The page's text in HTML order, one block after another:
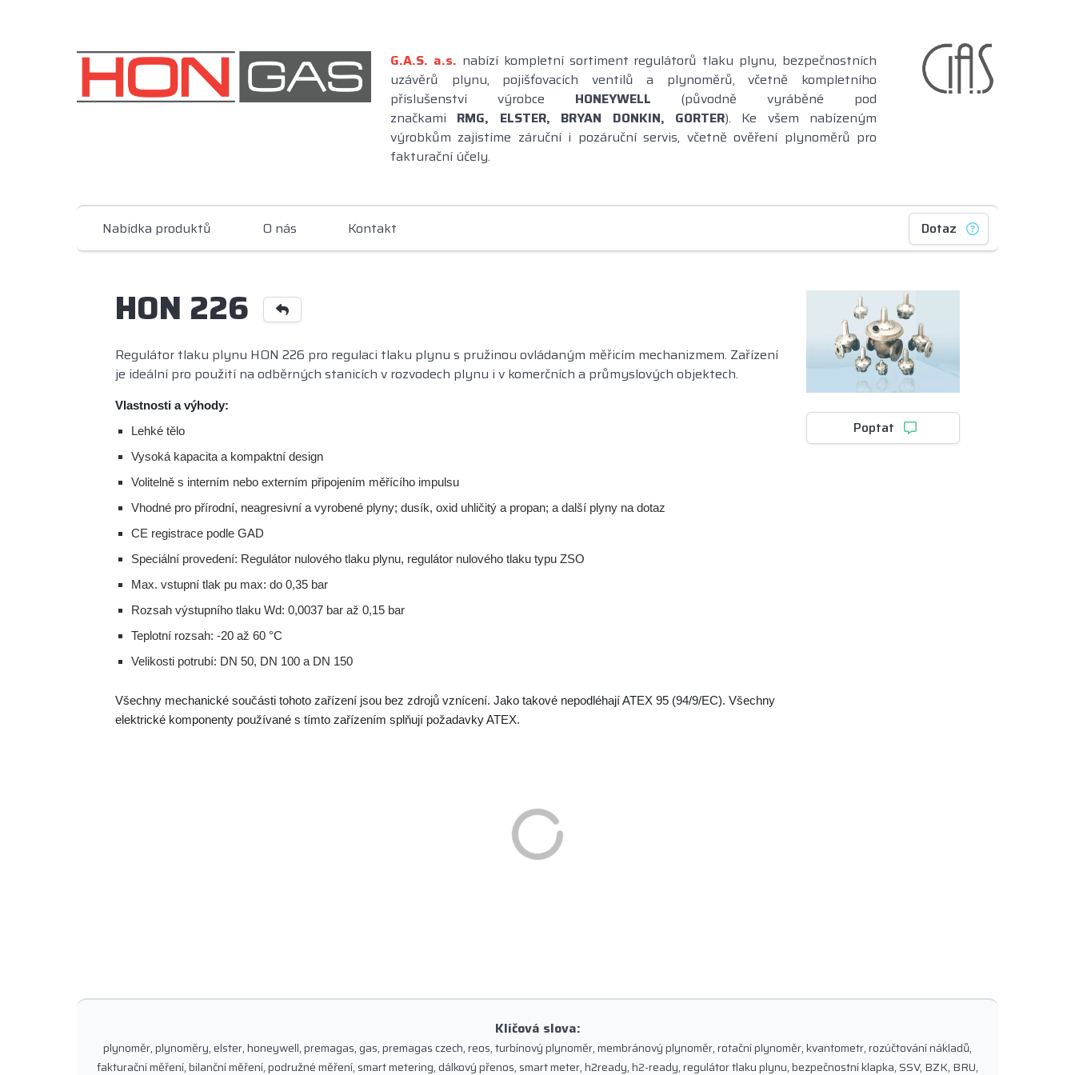
G.A.S. a.s. nabízí kompletní sortiment regulátorů tlaku plynu, bezpečnostních
uzávěrů plynu, pojišťovacích ventilů a plynoměrů, včetně kompletního
příslušenství výrobce HONEYWELL (původně vyráběné pod
značkami RMG, ELSTER, BRYAN DONKIN, GORTER). Ke všem nabízeným
výrobkům zajistíme záruční i pozáruční servis, včetně ověření plynoměrů pro
fakturační účely.
Nabídka produktů O nás Kontakt Dotaz
HON 226
Regulátor tlaku plynu HON 226 pro regulaci tlaku plynu s pružinou ovládaným měřicím mechanizmem. Zařízení
je ideální pro použití na odběrných stanicích v rozvodech plynu i v komerčních a průmyslových objektech.
Vlastnosti a výhody:
Lehké tělo
Vysoká kapacita a kompaktní design
Volitelně s interním nebo externím připojením měřícího impulsu
Vhodné pro přírodní, neagresivní a vyrobené plyny; dusík, oxid uhličitý a propan; a další plyny na dotaz
CE registrace podle GAD
Speciální provedení: Regulátor nulového tlaku plynu, regulátor nulového tlaku typu ZSO
Max. vstupní tlak pu max: do 0,35 bar
Rozsah výstupního tlaku Wd: 0,0037 bar až 0,15 bar
Teplotní rozsah: -20 až 60 °C
Velikosti potrubí: DN 50, DN 100 a DN 150
Všechny mechanické součásti tohoto zařízení jsou bez zdrojů vznícení. Jako takové nepodléhají ATEX 95 (94/9/EC). Všechny
elektrické komponenty používané s tímto zařízením splňují požadavky ATEX.
Poptat
Klíčová slova:
plynoměr, plynoměry, elster, honeywell, premagas, gas, premagas czech, reos, turbínový plynoměr, membránový plynoměr, rotační plynoměr, kvantometr, rozúčtování nákladů,
fakturační měření, bilanční měření, podružné měření, smart metering, dálkový přenos, smart meter, h2ready, h2-ready, regulátor tlaku plynu, bezpečnostní klapka, SSV, BZK, BRU,